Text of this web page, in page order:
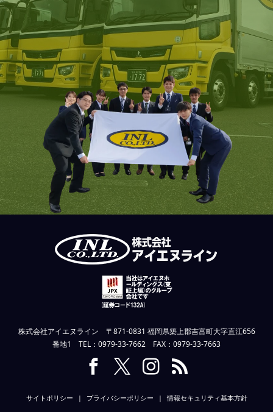
株式会社アイエヌライン 〒871-0831 福岡県築上郡吉富町大字直江656
番地1 TEL：0979-33-7662 FAX：0979-33-7663
サイトポリシー プライバシーポリシー
情報セキュリティ基本方針